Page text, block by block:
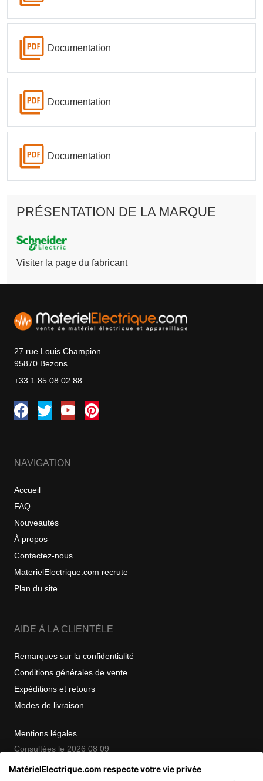
Documentation
Documentation
Documentation
PRÉSENTATION DE LA MARQUE
Visiter la page du fabricant
27 rue Louis Champion
95870 Bezons
+33 1 85 08 02 88
NAVIGATION
Accueil
FAQ
Nouveautés
À propos
Contactez-nous
MaterielElectrique.com recrute
Plan du site
AIDE À LA CLIENTÈLE
Remarques sur la confidentialité
Conditions générales de vente
Expéditions et retours
Modes de livraison
Mentions légales
Consultées le 2026 08 09
MatérielElectrique.com respecte votre vie privée